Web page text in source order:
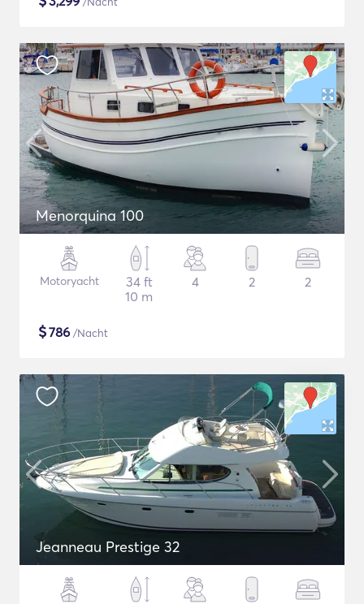
Menorquina 100
Motoryacht
34 ft
10 m
4 2 2
$786 /Nacht
Jeanneau Prestige 32